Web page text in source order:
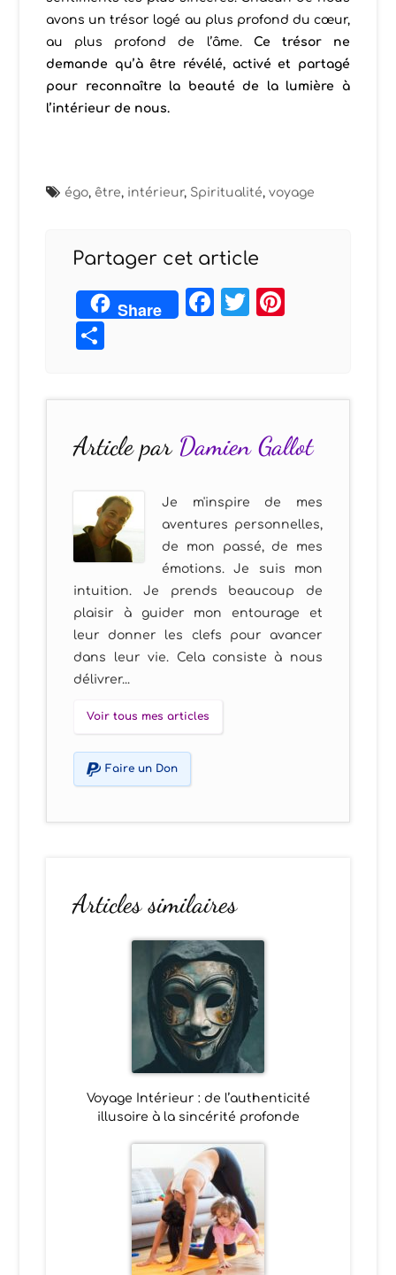
avons un trésor logé au plus profond du cœur,
au plus profond de l’âme. Ce trésor ne
demande qu’à être révélé, activé et partagé
pour reconnaître la beauté de la lumière à
l’intérieur de nous.
égo, être, intérieur, Spiritualité,voyage
Partager cet article
Share Facebook
Twitter
Article par Damien Gallot
Je m'inspire de mes
aventures personnelles,
de mon passé, de mes
émotions. Je suis mon
intuition. Je prends beaucoup de
plaisir à guider mon entourage et
leur donner les clefs pour avancer
dans leur vie. Cela consiste à nous
délivrer...
Voir tous mes articles
Faire un Don
Articles similaires
Voyage Intérieur : de l’authenticité
illusoire à la sincérité profonde